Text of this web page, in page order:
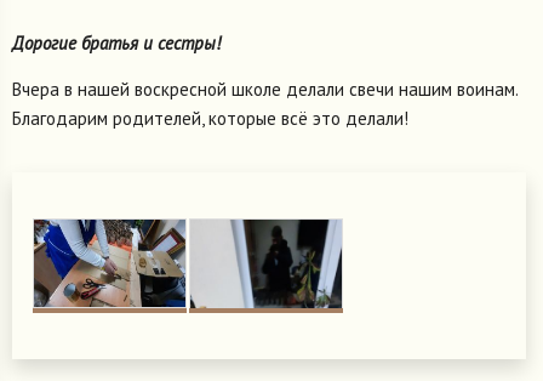
Дорогие братья и сестры!
Вчера в нашей воскресной школе делали свечи нашим воинам.
Благодарим родителей, которые всё это делали!